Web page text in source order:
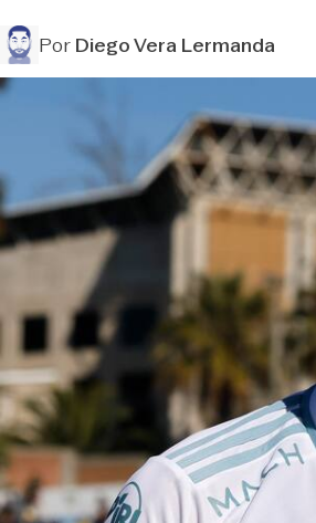
PorDiego Vera Lermanda